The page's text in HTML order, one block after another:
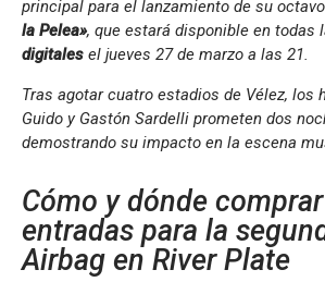
principal para el lanzamiento de su
la Pelea», que estará disponible en todas
digitales el jueves 27 de marzo a las 21.
Tras agotar cuatro estadios de Vélez, los
Guido y Gastón Sardelli prometen dos
demostrando su impacto en la escena
Cómo y dónde
entradas para la
Airbag en River Plate